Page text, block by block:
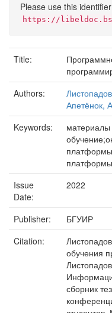
Please use this
https://
Title:
Authors:
Апетёнок,
Keywords:
Issue
Date:
2022
Publisher:
БГУИР
Citation:
обучения
сборник